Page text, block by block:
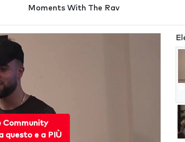
Moments With The Rav
Community
questo e a PIÙ